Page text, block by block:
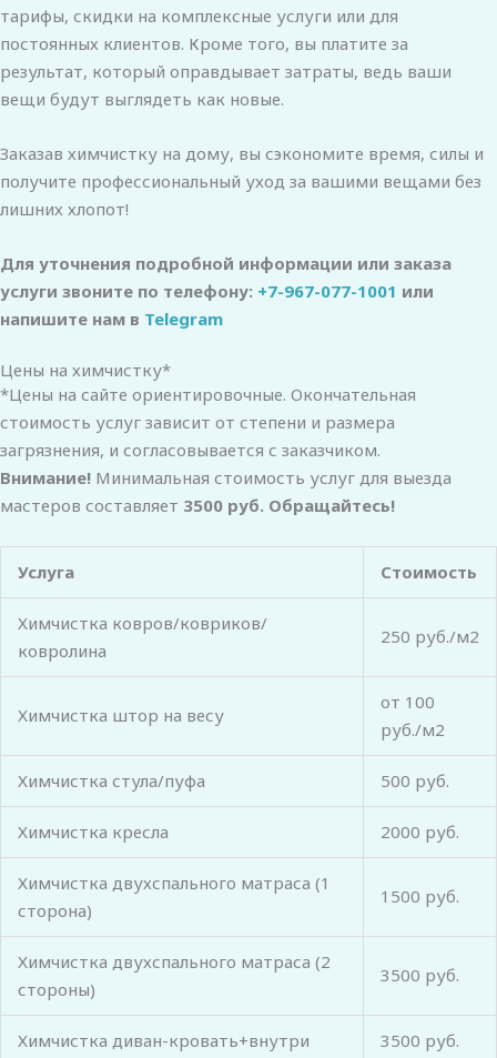
тарифы, скидки на комплексные услуги или для
постоянных клиентов. Кроме того, вы платите за
результат, который оправдывает затраты, ведь ваши
вещи будут выглядеть как новые.
Заказав химчистку на дому, вы сэкономите время, силы и
получите профессиональный уход за вашими вещами без
лишних хлопот!
Для уточнения подробной информации или заказа
услуги звоните по телефону: +7-967-077-1001 или
напишите нам в Telegram
Цены на химчистку*
*Цены на сайте ориентировочные. Окончательная
стоимость услуг зависит от степени и размера
загрязнения, и согласовывается с заказчиком.
Внимание! Минимальная стоимость услуг для выезда
мастеров составляет 3500 руб. Обращайтесь!
Услуга Стоимость
Химчистка ковров/ковриков/
ковролина
250 руб./м2
Химчистка штор на весу
от 100
руб./м2
Химчистка стула/пуфа 500 руб.
Химчистка кресла 2000 руб.
Химчистка двухспального матраса (1
сторона)
1500 руб.
Химчистка двухспального матраса (2
стороны)
3500 руб.
Химчистка диван-кровать+внутри 3500 руб.